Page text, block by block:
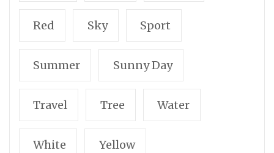
Red Sky Sport
Summer Sunny Day
Travel Tree Water
White Yellow